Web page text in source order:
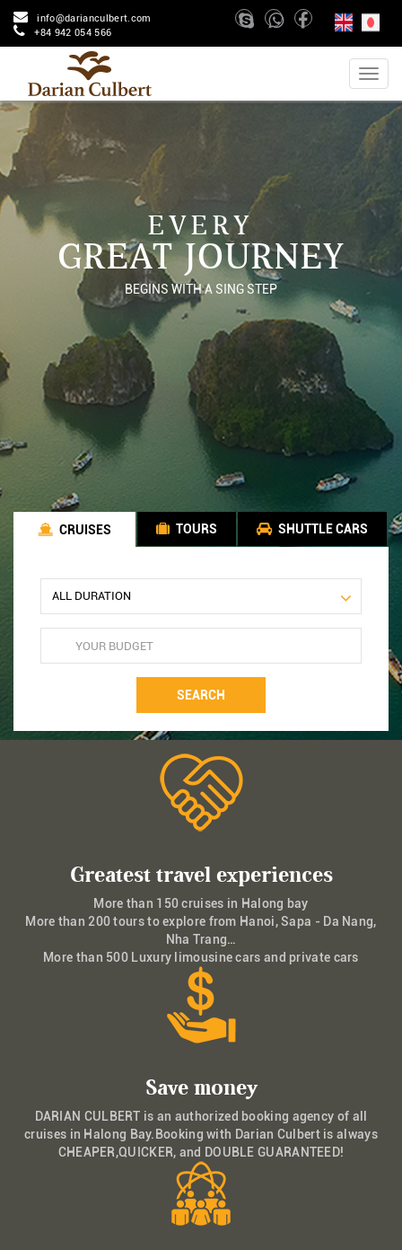
info@darianculbert.com
+84 942 054 566
EVERY
GREAT JOURNEY
BEGINS WITH A SING STEP
CRUISES TOURS SHUTTLE CARS
SEARCH
Greatest travel experiences
More than 150 cruises in Halong bay
More than 200 tours to explore from Hanoi, Sapa - Da Nang,
Nha Trang…
More than 500 Luxury limousine cars and private cars
Save money
DARIAN CULBERT is an authorized booking agency of all
cruises in Halong Bay.Booking with Darian Culbert is always
CHEAPER,QUICKER, and DOUBLE GUARANTEED!